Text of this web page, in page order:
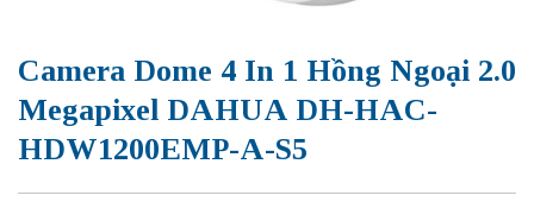
Camera Dome 4 In 1 Hồng Ngoại 2.0
Megapixel DAHUA DH-HAC-
HDW1200EMP-A-S5